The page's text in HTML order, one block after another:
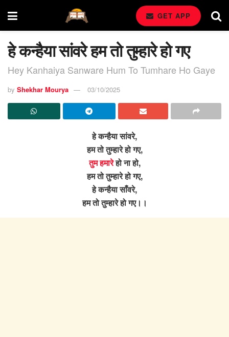
GET APP
हे कन्हैया सांवरे हम तो तुम्हारे हो गए
Hey Kanhaiya Sanware Hum To Tumhare Ho Gaye
by Shekhar Mourya 03/10/2025
हे कन्हैया सांवरे,
हम तो तुम्हारे हो गए,
तुम हमारेहो ना हो,
हम तो तुम्हारे हो गए,
हे कन्हैया साँवरे,
हम तो तुम्हारे हो गए।।